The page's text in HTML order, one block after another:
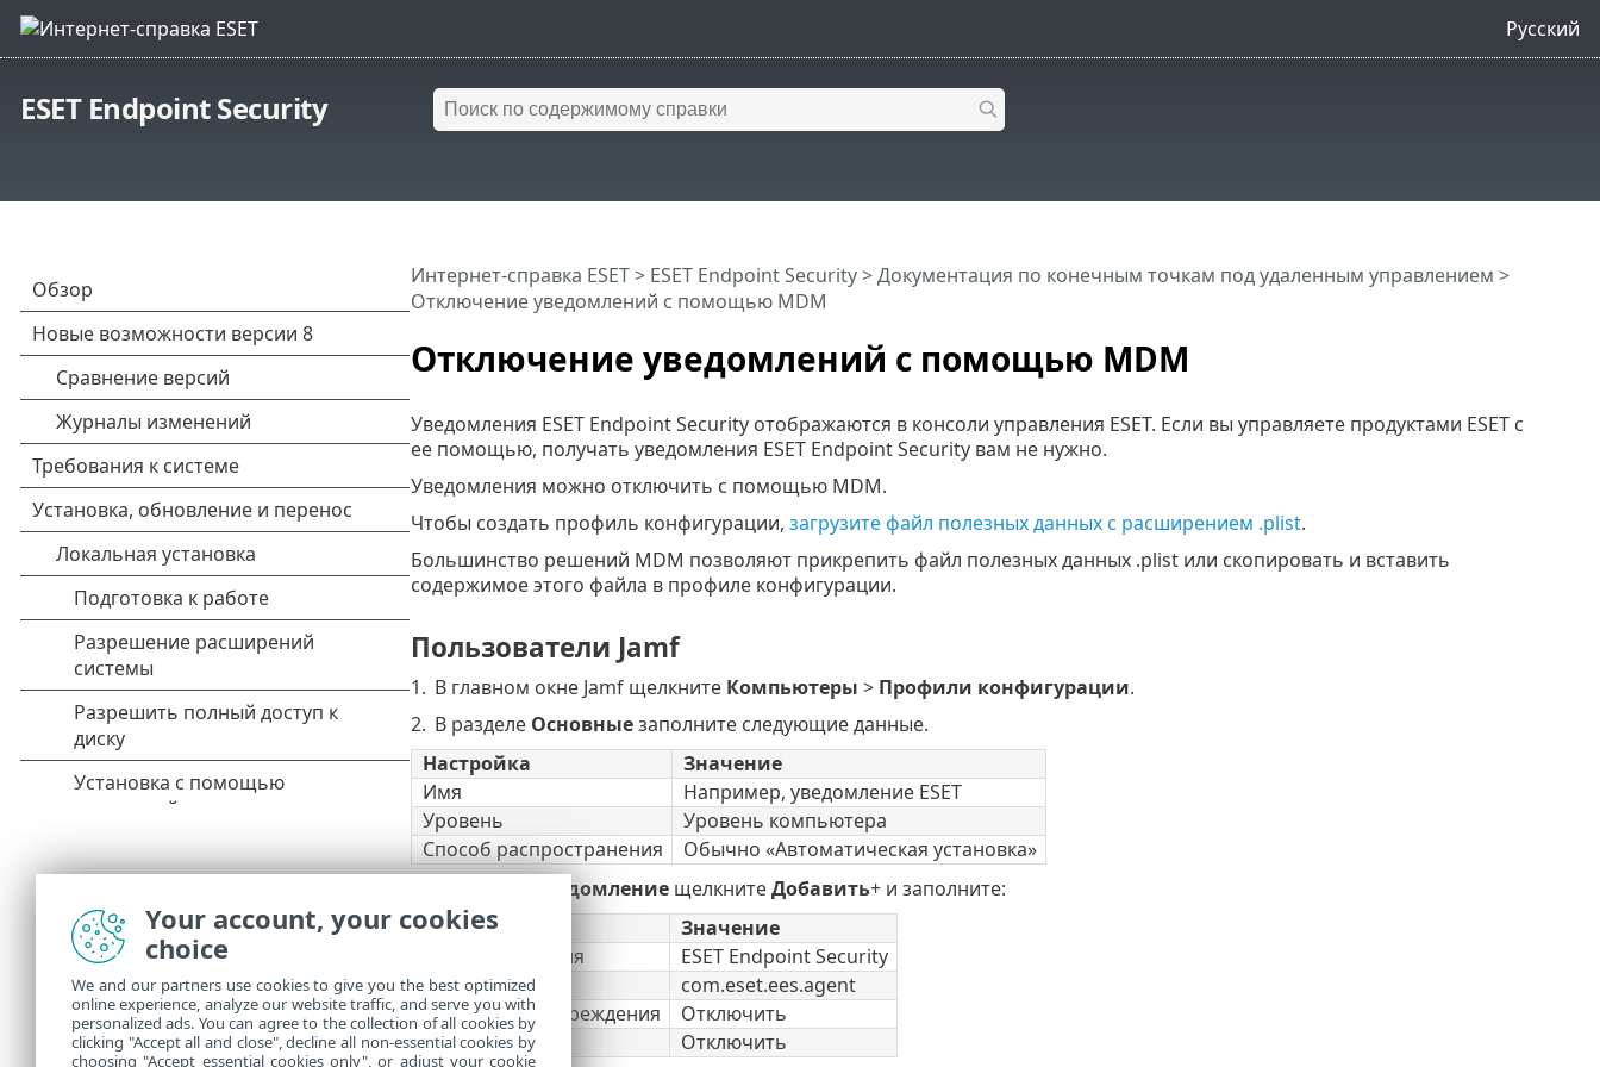
Русский
ESET Endpoint Security
Отключение уведомлений с помощью MDM
Интернет-справка ESET> ESET Endpoint Security>Документация по конечным точкам под удаленным управлением >
Отключение уведомлений с помощью MDM
Уведомления ESET Endpoint Security отображаются в консоли управления ESET. Если вы управляете продуктами ESET с
ее помощью, получать уведомления ESET Endpoint Security вам не нужно.
Уведомления можно отключить с помощью MDM.
Чтобы создать профиль конфигурации, загрузите файл полезных данных с расширением .plist.
Большинство решений MDM позволяют прикрепить файл полезных данных .plist или скопировать и вставить
содержимое этого файла в профиле конфигурации.
Пользователи Jamf
1. В главном окне Jamf щелкните Компьютеры > Профили конфигурации.
2. В разделе Основныезаполните следующие данные.
Настройка
Значение
Имя
Например, уведомление ESET
Уровень
Уровень компьютера
Способ распространения
Обычно «Автоматическая установка»
УведомлениещелкнитеДобавить+ и заполните:
Настройка
Значение
Имя приложения
ESET Endpoint Security
ID пакета
com.eset.ees.agent
Важные предупреждения
Отключить
Уведомления
Отключить
Your account, your cookies
choice
We and our partners use cookies to give you the best optimized
online experience, analyze our website traffic, and serve you with
personalized ads. You can agree to the collection of all cookies by
clicking "Accept all and close", decline all non-essential cookies by
choosing "Accept essential cookies only", or adjust your cookie